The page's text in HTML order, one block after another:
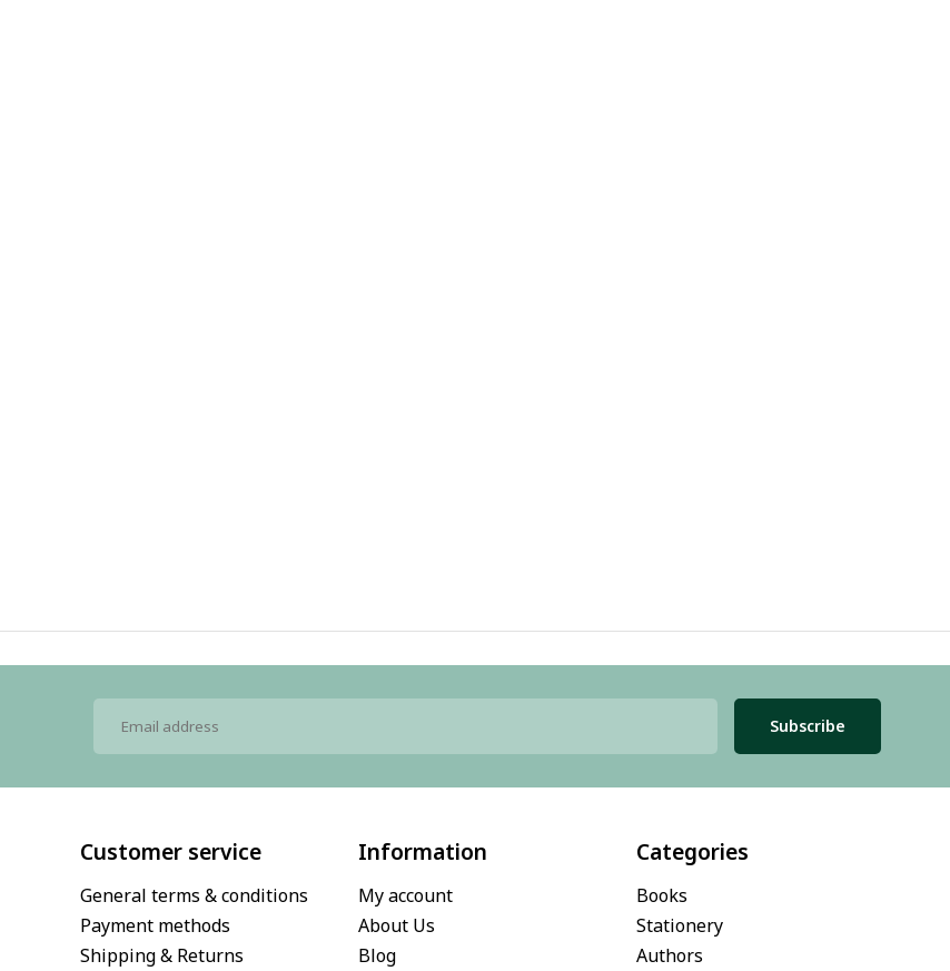
Subscribe
Customer service
General terms & conditions
Payment methods
Shipping & Returns
Information
My account
About Us
Blog
Categories
Books
Stationery
Authors